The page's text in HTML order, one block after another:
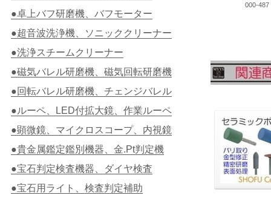
000-487
●卓上バフ研磨機、バフモーター
●超音波洗浄機、ソニッククリーナー
●洗浄スチームクリーナー
●磁気バレル研磨機、磁気回転研磨機
●回転バレル研磨機、チェンジバレル
●ルーペ、LED付拡大鏡、作業ルーペ
●顕微鏡、マイクロスコープ、内視鏡
●貴金属鑑定鑑別機器、金.Pt判定機
●宝石判定検査機器、ダイヤ検査
●宝石用ライト、検査判定補助